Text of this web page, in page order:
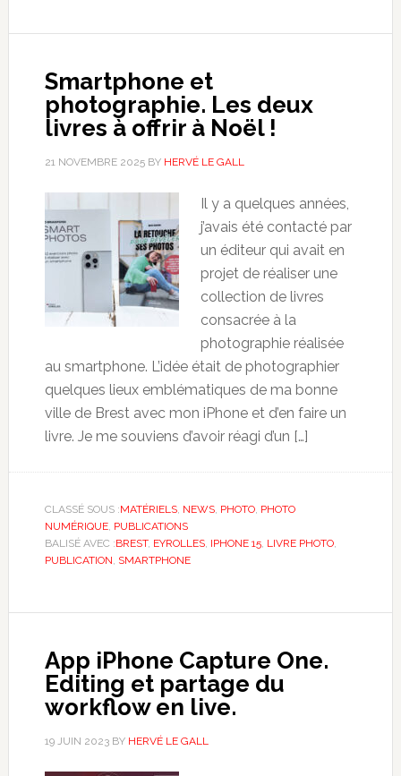
Smartphone et
photographie. Les deux
livres à offrir à Noël !
21 NOVEMBRE 2025BY HERVÉ LE GALL
Il y a quelques années,
j’avais été contacté par
un éditeur qui avait en
projet de réaliser une
collection de livres
consacrée à la
photographie réalisée
au smartphone. L’idée était de photographier
quelques lieux emblématiques de ma bonne
ville de Brest avec mon iPhone et d’en faire un
livre. Je me souviens d’avoir réagi d’un […]
CLASSÉ SOUS :MATÉRIELS, NEWS, PHOTO, PHOTO
NUMÉRIQUE, PUBLICATIONS
BALISÉ AVEC :BREST, EYROLLES, IPHONE 15, LIVRE PHOTO,
PUBLICATION SMARTPHONE
App iPhone Capture One.
Editing et partage du
workflow en live.
19 JUIN 2023BY HERVÉ LE GALL